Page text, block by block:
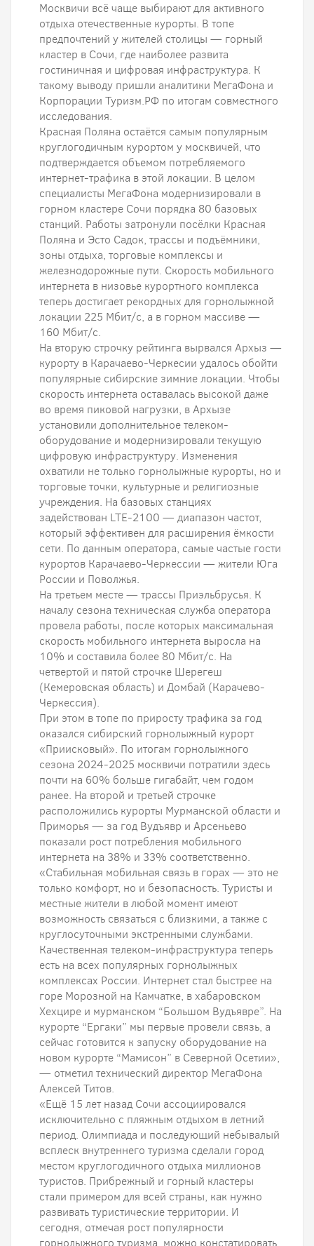
Москвичи всё чаще выбирают для активного
отдыха отечественные курорты. В топе
предпочтений у жителей столицы — горный
кластер в Сочи, где наиболее развита
гостиничная и цифровая инфраструктура. К
такому выводу пришли аналитики МегаФона и
Корпорации Туризм.РФ по итогам совместного
исследования.
Красная Поляна остаётся самым популярным
круглогодичным курортом у москвичей, что
подтверждается объемом потребляемого
интернет-трафика в этой локации. В целом
специалисты МегаФона модернизировали в
горном кластере Сочи порядка 80 базовых
станций. Работы затронули посёлки Красная
Поляна и Эсто Садок, трассы и подъёмники,
зоны отдыха, торговые комплексы и
железнодорожные пути. Скорость мобильного
интернета в низовье курортного комплекса
теперь достигает рекордных для горнолыжной
локации 225 Мбит/с, а в горном массиве —
160 Мбит/с.
На вторую строчку рейтинга вырвался Архыз —
курорту в Карачаево-Черкесии удалось обойти
популярные сибирские зимние локации. Чтобы
скорость интернета оставалась высокой даже
во время пиковой нагрузки, в Архызе
установили дополнительное телеком-
оборудование и модернизировали текущую
цифровую инфраструктуру. Изменения
охватили не только горнолыжные курорты, но и
торговые точки, культурные и религиозные
учреждения. На базовых станциях
задействован LTE-2100 — диапазон частот,
который эффективен для расширения ёмкости
сети. По данным оператора, самые частые гости
курортов Карачаево-Черкессии — жители Юга
России и Поволжья.
На третьем месте — трассы Приэльбрусья. К
началу сезона техническая служба оператора
провела работы, после которых максимальная
скорость мобильного интернета выросла на
10% и составила более 80 Мбит/с. На
четвертой и пятой строчке Шерегеш
(Кемеровская область) и Домбай (Карачево-
Черкессия).
При этом в топе по приросту трафика за год
оказался сибирский горнолыжный курорт
«Приисковый». По итогам горнолыжного
сезона 2024-2025 москвичи потратили здесь
почти на 60% больше гигабайт, чем годом
ранее. На второй и третьей строчке
расположились курорты Мурманской области и
Приморья — за год Вудъявр и Арсеньево
показали рост потребления мобильного
интернета на 38% и 33% соответственно.
«Стабильная мобильная связь в горах — это не
только комфорт, но и безопасность. Туристы и
местные жители в любой момент имеют
возможность связаться с близкими, а также с
круглосуточными экстренными службами.
Качественная телеком-инфраструктура теперь
есть на всех популярных горнолыжных
комплексах России. Интернет стал быстрее на
горе Морозной на Камчатке, в хабаровском
Хехцире и мурманском “Большом Вудъявре”. На
курорте “Ергаки” мы первые провели связь, а
сейчас готовится к запуску оборудование на
новом курорте “Мамисон” в Северной Осетии»,
— отметил технический директор МегаФона
Алексей Титов.
«Ещё 15 лет назад Сочи ассоциировался
исключительно с пляжным отдыхом в летний
период. Олимпиада и последующий небывалый
всплеск внутреннего туризма сделали город
местом круглогодичного отдыха миллионов
туристов. Прибрежный и горный кластеры
стали примером для всей страны, как нужно
развивать туристические территории. И
сегодня, отмечая рост популярности
горнолыжного туризма, можно констатировать,